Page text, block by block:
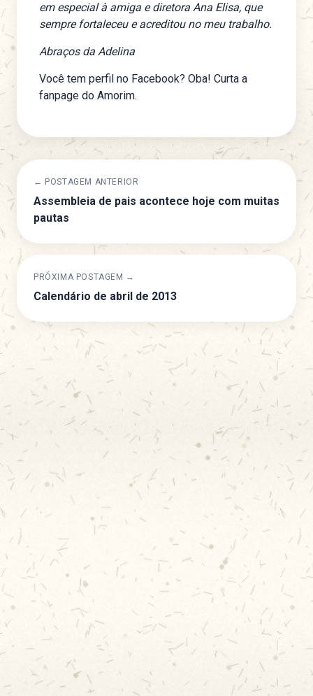
em especial à amiga e diretora Ana Elisa, que
sempre fortaleceu e acreditou no meu trabalho.
Abraços da Adelina
Você tem perfil no Facebook? Oba! Curta a
fanpage do Amorim.
← POSTAGEM ANTERIOR
Assembleia de pais acontece hoje com muitas
pautas
PRÓXIMA POSTAGEM →
Calendário de abril de 2013